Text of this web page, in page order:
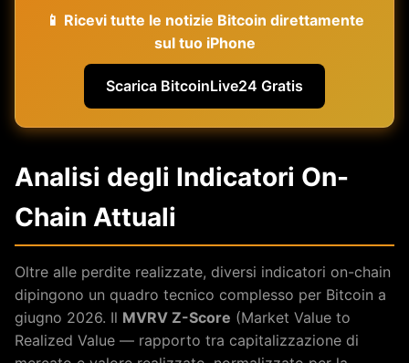
📱 Ricevi tutte le notizie Bitcoin direttamente
sul tuo iPhone
Scarica BitcoinLive24 Gratis
Analisi degli Indicatori On-
Chain Attuali
Oltre alle perdite realizzate, diversi indicatori on-chain
dipingono un quadro tecnico complesso per Bitcoin a
giugno 2026. Il MVRV Z-Score (Market Value to
Realized Value — rapporto tra capitalizzazione di